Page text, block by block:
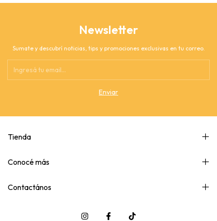
Newsletter
Sumate y descubrí noticias, tips y promociones exclusivas en tu correo.
Tienda
Conocé más
Contactános